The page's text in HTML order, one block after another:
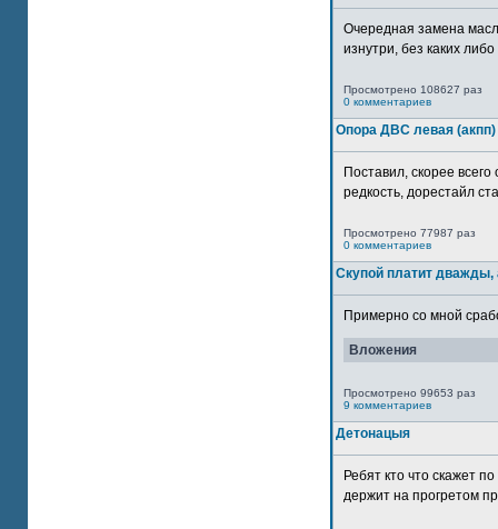
Очередная замена
изнутри, без каких
Просмотрено 108627 раз
0 комментариев
Опора ДВС левая (акпп)
Поставил, скорее
редкость, дорестайл
Просмотрено 77987 раз
0 комментариев
Скупой платит
Примерно со мной
Вложения
Просмотрено 99653 раз
9 комментариев
Детонацыя
Ребят кто что скажет
держит на прогретом